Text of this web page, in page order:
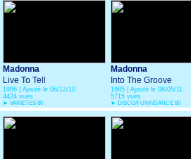
Madonna
Live To Tell
1986 | Ajouté le 06/12/10
4424 vues
► VARIETES 80
Madonna
Into The Groove
1985 | Ajouté le 08/05/11
5715 vues
► DISCO/FUNK/DANCE 80